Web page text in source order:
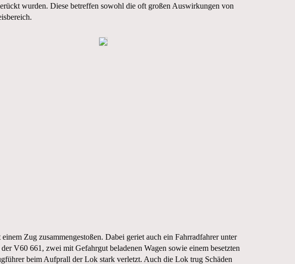
wurden. Diese betreffen sowohl die oft großen Auswirkungen von
Zug zusammengestoßen. Dabei geriet auch ein Fahrradfahrer unter
V60 661, zwei mit Gefahrgut beladenen Wagen sowie einem besetzten
beim Aufprall der Lok stark verletzt. Auch die Lok trug Schäden